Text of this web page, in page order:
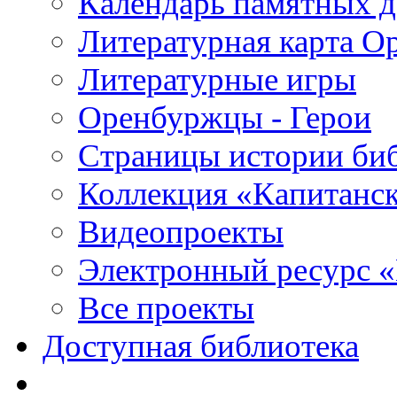
Литературная карта
Литературные игры
Оренбуржцы - Герои
Страницы истории
Коллекция
Видеопроекты
Электронный ресурс
Все проекты
Доступная библиотека